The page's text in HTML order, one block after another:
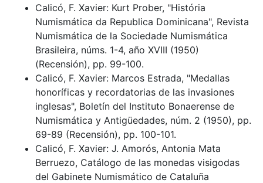
Calicó, F. Xavier: Kurt Prober, "História
Numismática da Republica Dominicana", Revista
Numismática de la Sociedade Numismática
Brasileira, núms. 1-4, año XVIII (1950)
(Recensión), pp. 99-100.
Calicó, F. Xavier: Marcos Estrada, "Medallas
honoríficas y recordatorias de las invasiones
inglesas", Boletín del Instituto Bonaerense de
Numismática y Antigüedades, núm. 2 (1950), pp.
69-89 (Recensión), pp. 100-101.
Calicó, F. Xavier: J. Amorós, Antonia Mata
Berruezo, Catálogo de las monedas visigodas
del Gabinete Numismático de Cataluña